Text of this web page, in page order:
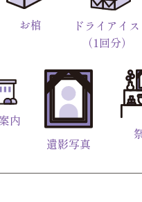
お棺
ドライアイス
（1回分）
内
遺影写真